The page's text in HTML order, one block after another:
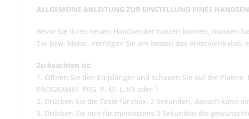
ALLGEMEINE ANLEITUNG ZUR EINSTELLUNG EINES
Bevor Sie Ihren neuen Handsender nutzen können, müssen
Tor bzw. Motor. Verfolgen Sie am besten das
Zu beachten ist:
1. Öffnen Sie den Empfänger und schauen Sie auf die Platine.
PROGRAMM, PRG, P, M, L, K1 oder 1
2. Drücken Sie die Taste für max. 2 Sekunden, danach kann
3. Drücken Sie nun für mindestens 3 Sekunden die